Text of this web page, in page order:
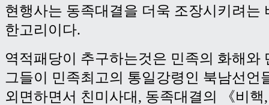
현행사는 동족대결을 더욱 조장시키려는
한고리이다.
역적패당이 추구하는것은 민족의 화해와
그들이 민족최고의 통일강령인 북남선언
외면하면서 친미사대, 동족대결의 《비핵